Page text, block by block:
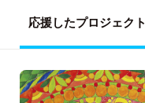
応援したプロジェクト